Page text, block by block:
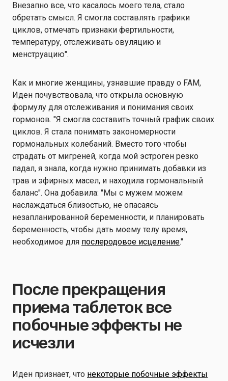
Внезапно все, что касалось моего тела, стало
обретать смысл. Я смогла составлять графики
циклов, отмечать признаки фертильности,
температуру, отслеживать овуляцию и
менструацию".
Как и многие женщины, узнавшие правду о FAM,
Иден почувствовала, что открыла основную
формулу для отслеживания и понимания своих
гормонов. "Я смогла составить точный график своих
циклов. Я стала понимать закономерности
гормональных колебаний. Вместо того чтобы
страдать от мигреней, когда мой эстроген резко
падал, я знала, когда нужно принимать добавки из
трав и эфирных масел, и находила гормональный
баланс". Она добавила: "Мы с мужем можем
наслаждаться близостью, не опасаясь
незапланированной беременности, и планировать
беременность, чтобы дать моему телу время,
необходимое для послеродовое исцеление."
После прекращения
приема таблеток все
побочные эффекты не
исчезли
Иден признает, что некоторые побочные эффекты